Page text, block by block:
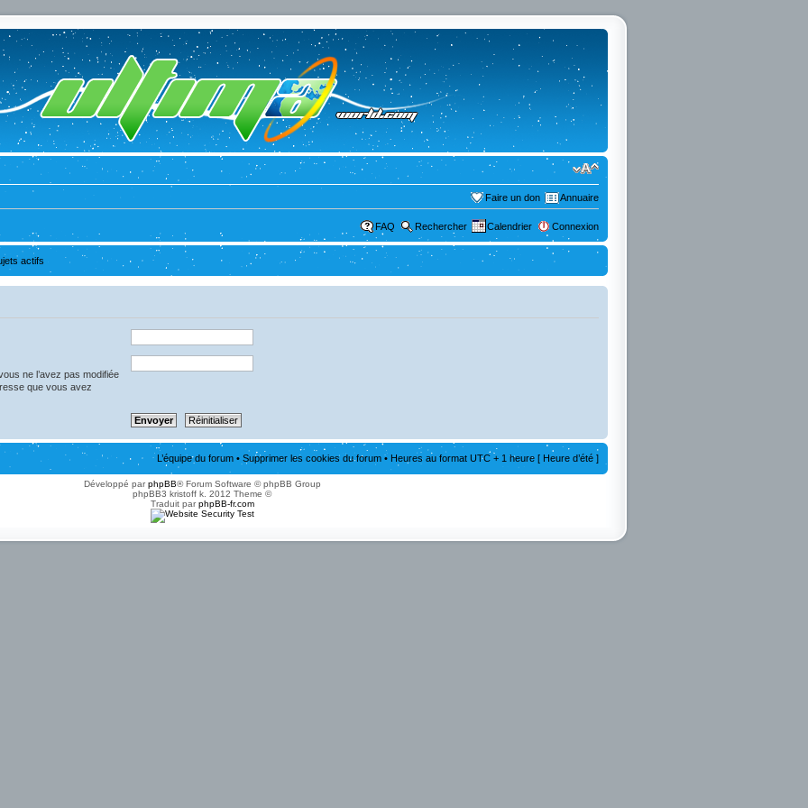
Faire un don Annuaire
FAQ Rechercher Calendrier Connexion
actifs
ne l’avez pas modifiée
que vous avez
L’équipe du forum • Supprimer les cookies du forum • Heures au format UTC + 1 heure [ Heure d’été ]
Développé parphpBB® Forum Software © phpBB Group
phpBB3 kristoff k. 2012 Theme ©
Traduit parphpBB-fr.com